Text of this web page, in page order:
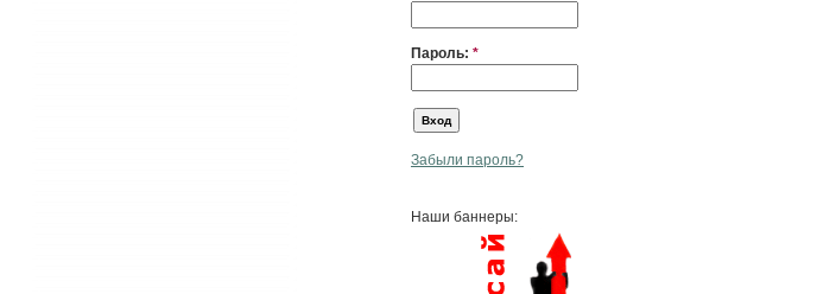
Пароль: *
Забыли пароль?
Наши баннеры: